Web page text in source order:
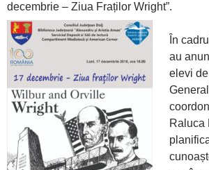
decembrie – Ziua Fraților Wright”.
În
au
elevi
Raluca